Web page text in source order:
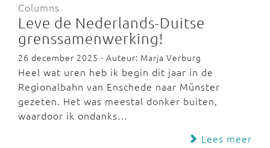
Columns
Leve de Nederlands-Duitse
grenssamenwerking!
26 december 2025 - Auteur: Marja Verburg
Heel wat uren heb ik begin dit jaar in de
Regionalbahn van Enschede naar Münster
gezeten. Het was meestal donker buiten,
waardoor ik ondanks…
Lees meer